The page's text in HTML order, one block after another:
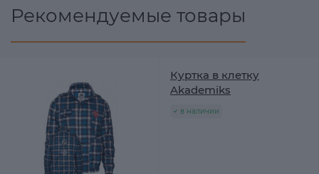
Рекомендуемые товары
Куртка в клетку
Akademiks
в наличии